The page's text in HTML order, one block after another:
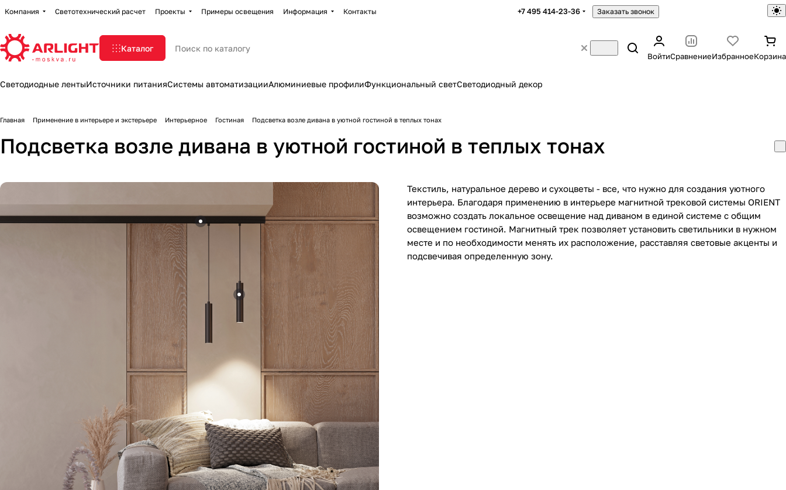
Компания Светотехнический расчет Проекты Примеры освещения Информация Контакты +7 495 414-23-36 Заказать звонок
Каталог
ВойтиСравнениеИзбранноеКорзина
Светодиодные лентыИсточники питанияСистемы автоматизацииАлюминиевые профилиФункциональный светСветодиодный декор
Главная Применение в интерьере и экстерьере Интерьерное Гостиная Подсветка возле дивана в уютной гостиной в теплых тонах
Подсветка возле дивана в уютной гостиной в теплых тонах
Текстиль, натуральное дерево и сухоцветы - все, что нужно для создания уютного
интерьера. Благодаря применению в интерьере магнитной трековой системы ORIENT
возможно создать локальное освещение над диваном в единой системе с общим
освещением гостиной. Магнитный трек позволяет установить светильники в нужном
месте и по необходимости менять их расположение, расставляя световые акценты и
подсвечивая определенную зону.